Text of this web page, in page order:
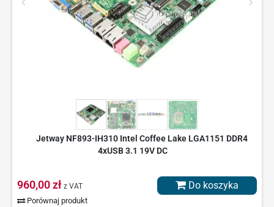
Jetway NF893-IH310 Intel Coffee Lake LGA1151 DDR4
4xUSB 3.1 19V DC
960,00 zł z VAT
Porównaj produkt
Do koszyka